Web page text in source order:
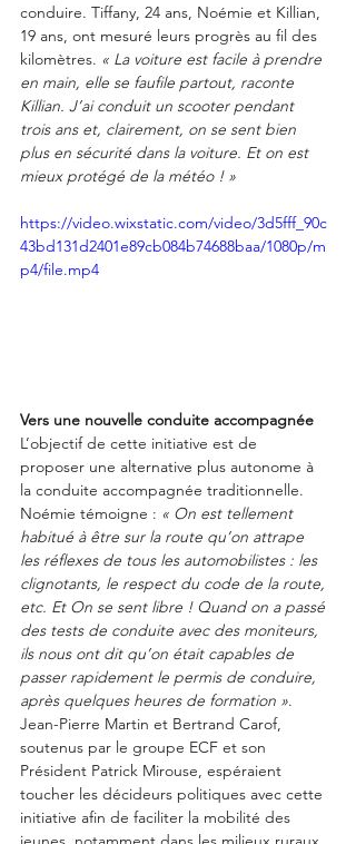
conduire. Tiffany, 24 ans, Noémie et Killian,
19 ans, ont mesuré leurs progrès au fil des
kilomètres. « La voiture est facile à prendre
en main, elle se faufile partout, raconte
Killian. J’ai conduit un scooter pendant
trois ans et, clairement, on se sent bien
plus en sécurité dans la voiture. Et on est
mieux protégé de la météo ! »
https://video.wixstatic.com/video/3d5fff_90c
43bd131d2401e89cb084b74688baa/1080p/m
p4/file.mp4
Vers une nouvelle conduite accompagnée
L’objectif de cette initiative est de
proposer une alternative plus autonome à
la conduite accompagnée traditionnelle.
Noémie témoigne : « On est tellement
habitué à être sur la route qu’on attrape
les réflexes de tous les automobilistes : les
clignotants, le respect du code de la route,
etc. Et On se sent libre ! Quand on a passé
des tests de conduite avec des moniteurs,
ils nous ont dit qu’on était capables de
passer rapidement le permis de conduire,
après quelques heures de formation ».
Jean-Pierre Martin et Bertrand Carof,
soutenus par le groupe ECF et son
Président Patrick Mirouse, espéraient
toucher les décideurs politiques avec cette
initiative afin de faciliter la mobilité des